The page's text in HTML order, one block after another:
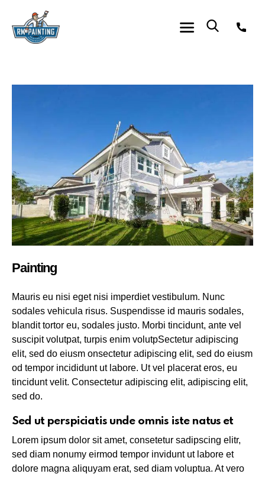
Painting
Mauris eu nisi eget nisi imperdiet vestibulum. Nunc
sodales vehicula risus. Suspendisse id mauris sodales,
blandit tortor eu, sodales justo. Morbi tincidunt, ante vel
suscipit volutpat, turpis enim volutpSectetur adipiscing
elit, sed do eiusm onsectetur adipiscing elit, sed do eiusm
od tempor incididunt ut labore. Ut vel placerat eros, eu
tincidunt velit. Consectetur adipiscing elit, adipiscing elit,
sed do.
Sed ut perspiciatis unde omnis iste natus et
Lorem ipsum dolor sit amet, consetetur sadipscing elitr,
sed diam nonumy eirmod tempor invidunt ut labore et
dolore magna aliquyam erat, sed diam voluptua. At vero